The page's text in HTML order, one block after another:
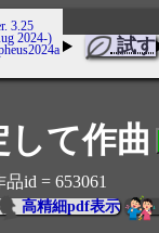
3.25
2024-) 試す
て作曲
品id = 653061
高精細pdf表示